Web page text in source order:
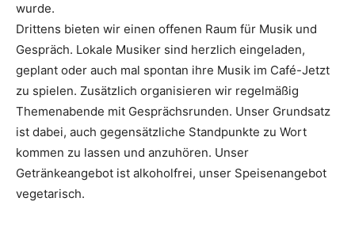
wurde.
Drittens bieten wir einen offenen Raum für Musik und
Gespräch. Lokale Musiker sind herzlich eingeladen,
geplant oder auch mal spontan ihre Musik im Café-Jetzt
zu spielen. Zusätzlich organisieren wir regelmäßig
Themenabende mit Gesprächsrunden. Unser Grundsatz
ist dabei, auch gegensätzliche Standpunkte zu Wort
kommen zu lassen und anzuhören. Unser
Getränkeangebot ist alkoholfrei, unser Speisenangebot
vegetarisch.